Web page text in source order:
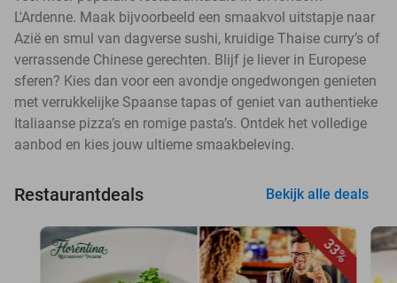
L'Ardenne. Maak bijvoorbeeld een smaakvol uitstapje naar
Azië en smul van dagverse sushi, kruidige Thaise curry’s of
verrassende Chinese gerechten. Blijf je liever in Europese
sferen? Kies dan voor een avondje ongedwongen genieten
met verrukkelijke Spaanse tapas of geniet van authentieke
Italiaanse pizza’s en romige pasta’s. Ontdek het volledige
aanbod en kies jouw ultieme smaakbeleving.
Restaurantdeals Bekijk alle deals
33%